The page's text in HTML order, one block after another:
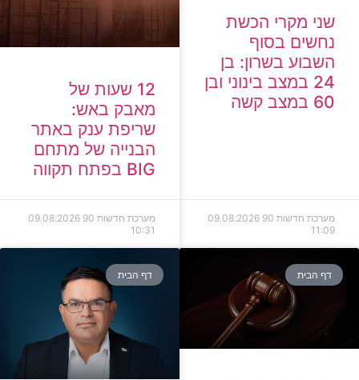
שני מקרי הכשת
נחשים בסוף
השבוע בשרון: בן
24 במצב בינוני ובן
60 במצב קשה
מערכת חדשות 90
09.08.2026
11:09
12 שעות של
מאבק באש:
שריפת ענק באתר
הבנייה של מתחם
BIG בפתח תקווה
מערכת חדשות 90
09.08.2026
10:31
דף הבית דף הבית